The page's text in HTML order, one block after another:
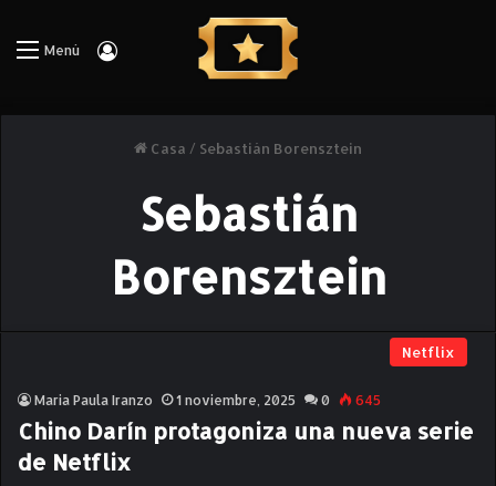
Menú Iniciar Sesión
Casa / Sebastián Borensztein
Sebastián
Borensztein
Netflix
Maria Paula Iranzo 1 noviembre, 2025 0 645
Chino Darín protagoniza una nueva serie
de Netflix